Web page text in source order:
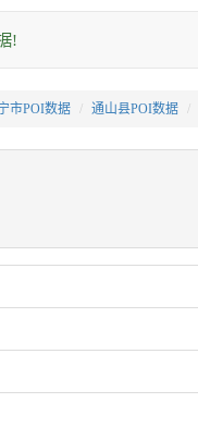
!
市POI数据 通山县POI数据